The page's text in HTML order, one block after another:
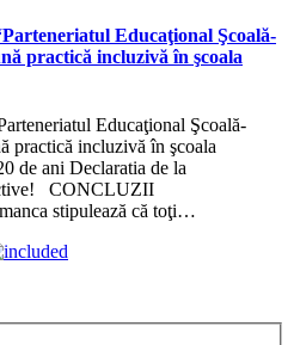
Educaţional Şcoală-
practică incluzivă în şcoala
Educaţional Şcoală-
practică incluzivă în şcoala
de ani Declaratia de la
CONCLUZII
stipulează că toţi…